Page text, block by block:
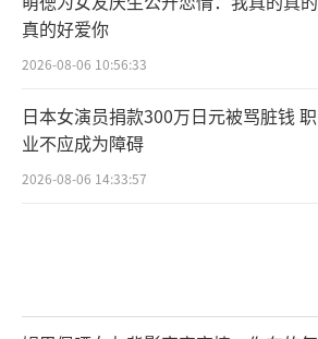
真的好爱你
2026-08-06 10:56:33
日本女演员捐款300万日元被骂脏钱 职
业不应成为障碍
2026-08-06 14:33:57